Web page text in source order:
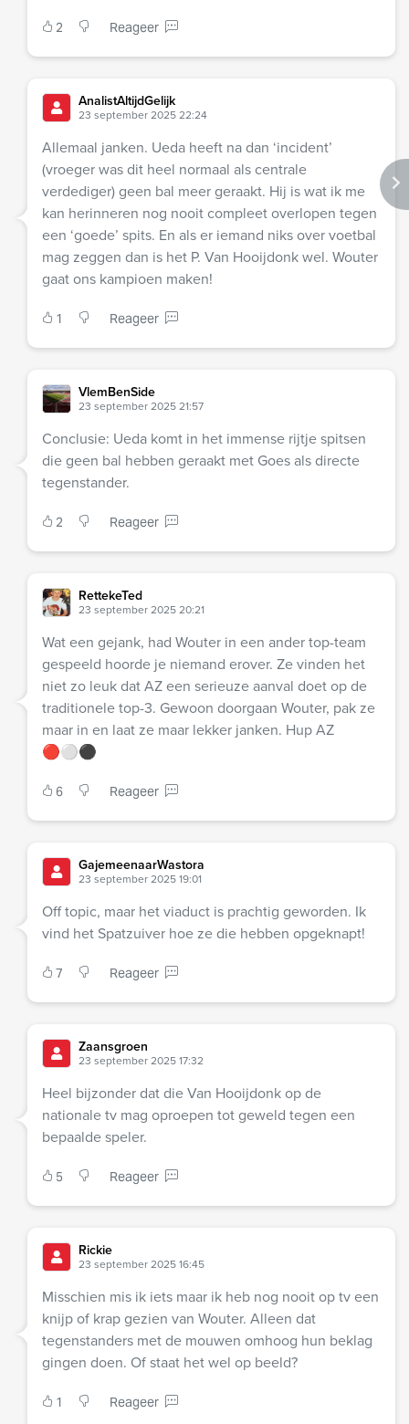
2 Reageer
AnalistAltijdGelijk
23 september 2025 22:24
Allemaal janken. Ueda heeft na dan ‘incident’
(vroeger was dit heel normaal als centrale
verdediger) geen bal meer geraakt. Hij is wat ik me
kan herinneren nog nooit compleet overlopen tegen
een ‘goede’ spits. En als er iemand niks over voetbal
mag zeggen dan is het P. Van Hooijdonk wel. Wouter
gaat ons kampioen maken!
1 Reageer
VlemBenSide
23 september 2025 21:57
Conclusie: Ueda komt in het immense rijtje spitsen
die geen bal hebben geraakt met Goes als directe
tegenstander.
2 Reageer
RettekeTed
23 september 2025 20:21
Wat een gejank, had Wouter in een ander top-team
gespeeld hoorde je niemand erover. Ze vinden het
niet zo leuk dat AZ een serieuze aanval doet op de
traditionele top-3. Gewoon doorgaan Wouter, pak ze
maar in en laat ze maar lekker janken. Hup AZ
🔴⚪️⚫️
6 Reageer
GajemeenaarWastora
23 september 2025 19:01
Off topic, maar het viaduct is prachtig geworden. Ik
vind het Spatzuiver hoe ze die hebben opgeknapt!
7 Reageer
Zaansgroen
23 september 2025 17:32
Heel bijzonder dat die Van Hooijdonk op de
nationale tv mag oproepen tot geweld tegen een
bepaalde speler.
5 Reageer
Rickie
23 september 2025 16:45
Misschien mis ik iets maar ik heb nog nooit op tv een
knijp of krap gezien van Wouter. Alleen dat
tegenstanders met de mouwen omhoog hun beklag
gingen doen. Of staat het wel op beeld?
1 Reageer